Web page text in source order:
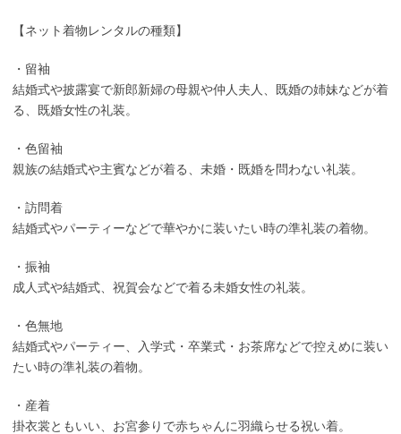
【ネット着物レンタルの種類】
・留袖
結婚式や披露宴で新郎新婦の母親や仲人夫人、既婚の姉妹などが着
る、既婚女性の礼装。
・色留袖
親族の結婚式や主賓などが着る、未婚・既婚を問わない礼装。
・訪問着
結婚式やパーティーなどで華やかに装いたい時の準礼装の着物。
・振袖
成人式や結婚式、祝賀会などで着る未婚女性の礼装。
・色無地
結婚式やパーティー、入学式・卒業式・お茶席などで控えめに装い
たい時の準礼装の着物。
・産着
掛衣裳ともいい、お宮参りで赤ちゃんに羽織らせる祝い着。